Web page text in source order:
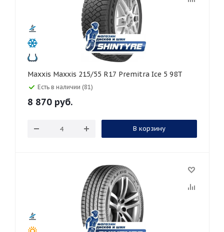
Maxxis Maxxis 215/55 R17 Premitra Ice 5 98T
Есть в наличии (81)
8 870 руб.
В корзину